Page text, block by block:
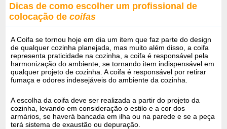
Dicas de como escolher um profissional de
colocação decoifas
A Coifa se tornou hoje em dia um item que faz parte do design
de qualquer cozinha planejada, mas muito além disso, a coifa
representa praticidade na cozinha, a coifa é responsável pela
harmonização do ambiente, se tornando item indispensável em
qualquer projeto de cozinha. A coifa é responsável por retirar
fumaça e odores indesejáveis do ambiente da cozinha.
A escolha da coifa deve ser realizada a partir do projeto da
cozinha, levando em consideração o estilo e a cor dos
armários, se haverá bancada em ilha ou na parede e se a peça
terá sistema de exaustão ou depuração.